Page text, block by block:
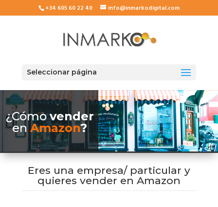
+34 605 60 22 40 info@inmarkodigital.com
Seleccionar página
¿Cómovender
en Amazon?
Eres una empresa/ particular y
quieres vender en Amazon